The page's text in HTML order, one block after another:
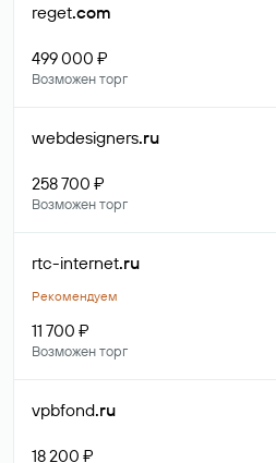
reget.com
499 000 ₽
Возможен торг
webdesigners.ru
258 700 ₽
Возможен торг
rtc-internet.ru
Рекомендуем
11 700 ₽
Возможен торг
vpbfond.ru
18 200 ₽